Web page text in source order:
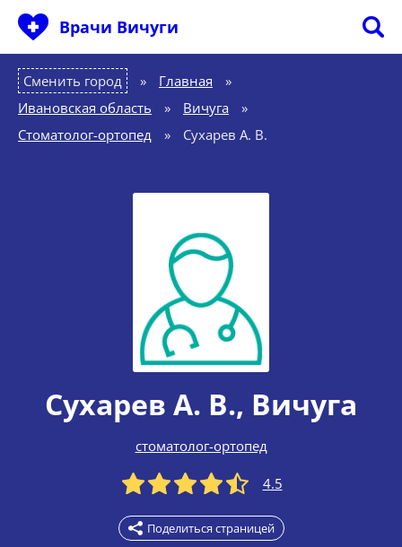
Врачи Вичуги
Сменить город Главная
»
Ивановская область
» Вичуга
»
Стоматолог-ортопед
» Сухарев А. В.
Сухарев А. В., Вичуга
стоматолог-ортопед
4.5
Поделиться страницей